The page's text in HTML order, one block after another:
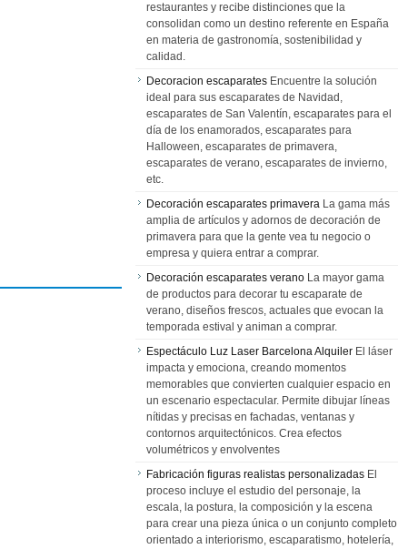
restaurantes y recibe distinciones que la
consolidan como un destino referente en España
en materia de gastronomía, sostenibilidad y
calidad.
Decoracion escaparates Encuentre la solución
ideal para sus escaparates de Navidad,
escaparates de San Valentín, escaparates para el
día de los enamorados, escaparates para
Halloween, escaparates de primavera,
escaparates de verano, escaparates de invierno,
etc.
Decoración escaparates primavera La gama más
amplia de artículos y adornos de decoración de
primavera para que la gente vea tu negocio o
empresa y quiera entrar a comprar.
Decoración escaparates verano La mayor gama
de productos para decorar tu escaparate de
verano, diseños frescos, actuales que evocan la
temporada estival y animan a comprar.
Espectáculo Luz Laser Barcelona Alquiler El láser
impacta y emociona, creando momentos
memorables que convierten cualquier espacio en
un escenario espectacular. Permite dibujar líneas
nítidas y precisas en fachadas, ventanas y
contornos arquitectónicos. Crea efectos
volumétricos y envolventes
Fabricación figuras realistas personalizadas El
proceso incluye el estudio del personaje, la
escala, la postura, la composición y la escena
para crear una pieza única o un conjunto completo
orientado a interiorismo, escaparatismo, hotelería,